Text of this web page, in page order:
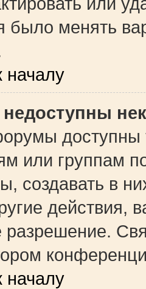
было менять
началу
доступны
или группам
создавать в
действия,
разрешение.
началу